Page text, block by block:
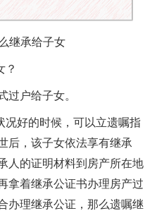
继承给子女
？
过户给子女。
况好的时候，可以立遗嘱指
后，该子女依法享有继承
人的证明材料到房产所在地
拿着继承公证书办理房产过
办理继承公证，那么遗嘱继